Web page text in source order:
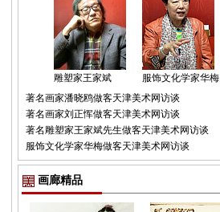
雕塑家王家斌
服饰文化学家华梅
著名画家潘晓鸥做客天津美术网访谈
著名画家刘正恽做客天津美术网访谈
著名雕塑家王家斌先生做客天津美术网访谈
服饰文化学家华梅做客天津美术网访谈
画廊精品